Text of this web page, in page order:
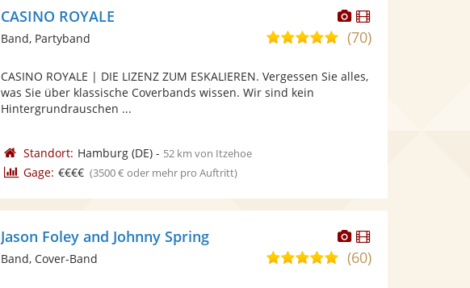
Dieser
Künstler
stellt
Fotos
bereit.
Dieser
Künstler
CASINO ROYALE
5,0
5
(70)
Band, Partyband
CASINO ROYALE | DIE LIZENZ ZUM ESKALIEREN. Vergessen Sie alles,
was Sie über klassische Coverbands wissen. Wir sind kein
Hintergrundrauschen ...
Standort: Hamburg(DE)- 52 km von Itzehoe
Gage: €€€€ (3500 € oder mehr pro Auftritt)
Dieser
Künstler
stellt
Dieser
Künstler
Jason Foley and Johnny Spring
5,0(60)
Band, Cover-Band